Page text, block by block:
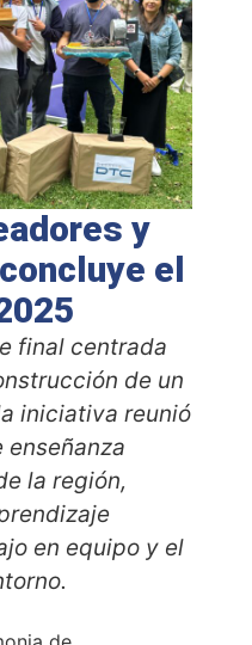
y
el
final centrada
de un
iniciativa reunió
la región,
en equipo y el